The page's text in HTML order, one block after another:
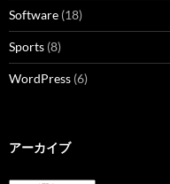
Software (18)
Sports (8)
WordPress (6)
アーカイブ